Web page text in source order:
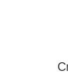
Ofrecemos
para